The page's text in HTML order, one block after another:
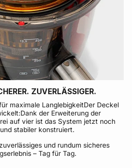
ZUVERLÄSSIGER.
maximale LanglebigkeitDer Deckel
der Erweiterung der
auf vier ist das System jetzt noch
stabiler konstruiert.
und rundum sicheres
– Tag für Tag.